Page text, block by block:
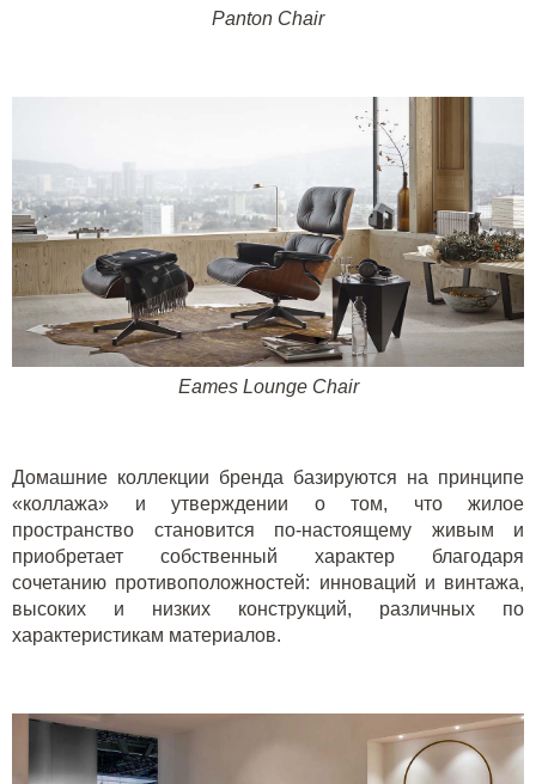
Panton Chair
Eames Lounge Chair
Домашние коллекции бренда базируются на принципе
«коллажа» и утверждении о том, что жилое
пространство становится по-настоящему живым и
приобретает собственный характер благодаря
сочетанию противоположностей: инноваций и винтажа,
высоких и низких конструкций, различных по
характеристикам материалов.